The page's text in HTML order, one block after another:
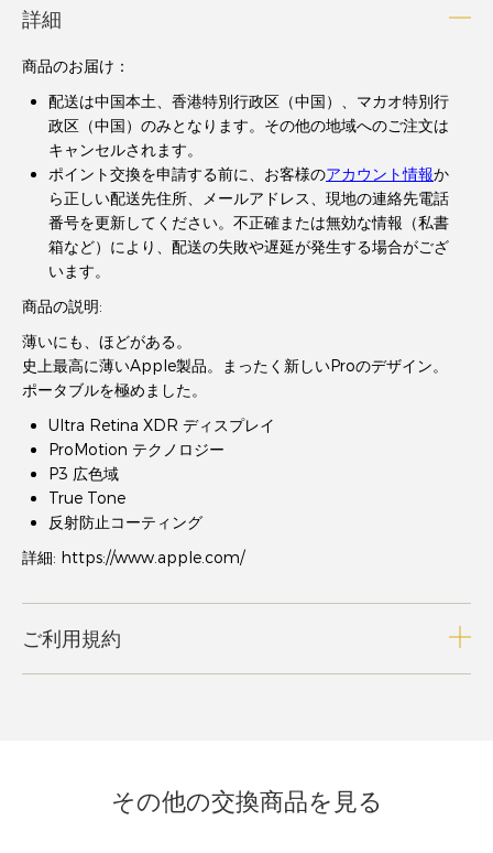
詳細
商品のお届け：
配送は中国本土、香港特別行政区（中国）、マカオ特別行
政区（中国）のみとなります。その他の地域へのご注文は
キャンセルされます。
ポイント交換を申請する前に、お客様のアカウント情報か
ら正しい配送先住所、メールアドレス、現地の連絡先電話
番号を更新してください。不正確または無効な情報（私書
箱など）により、配送の失敗や遅延が発生する場合がござ
います。
商品の説明:
薄いにも、ほどがある。
史上最高に薄いApple製品。まったく新しいProのデザイン。
ポータブルを極めました。
Ultra Retina XDR ディスプレイ
ProMotion テクノロジー
P3 広色域
True Tone
反射防止コーティング
詳細: https://www.apple.com/
ご利用規約
その他の交換商品を見る